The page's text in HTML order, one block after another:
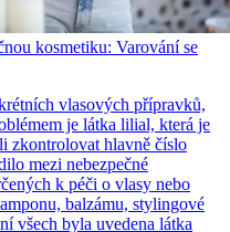
kosmetiku: Varování se
vlasových přípravků,
je látka lilial, která je
zkontrolovat hlavně číslo
mezi nebezpečné
k péči o vlasy nebo
balzámu, stylingové
všech byla uvedena látka